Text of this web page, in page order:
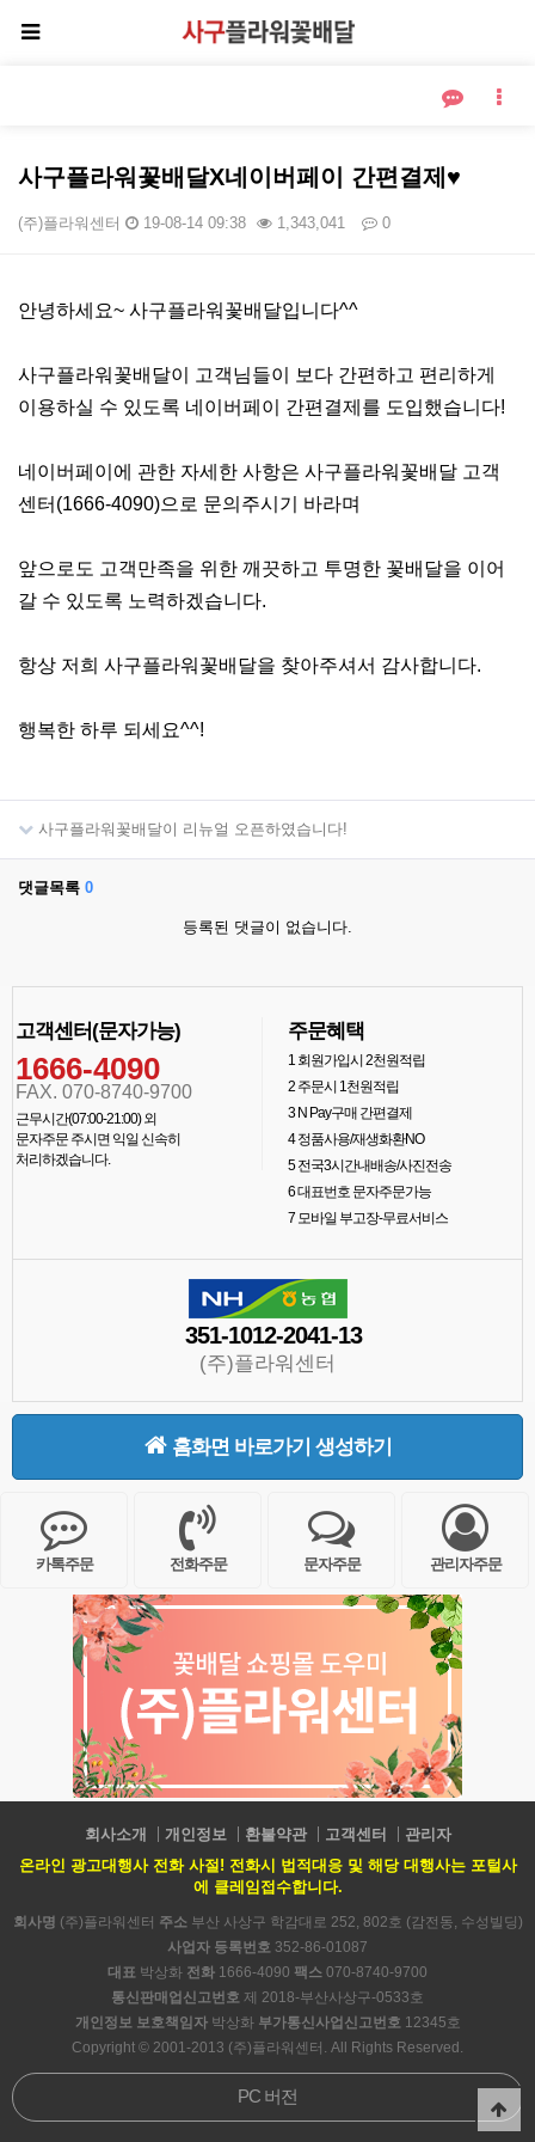
사구플라워꽃배달X네이버페이 간편결제♥
(주)플라워센터 19-08-14 09:38 1,343,041 0
안녕하세요~ 사구플라워꽃배달입니다^^
사구플라워꽃배달이 고객님들이 보다 간편하고 편리하게
이용하실 수 있도록 네이버페이 간편결제를 도입했습니다!
네이버페이에 관한 자세한 사항은 사구플라워꽃배달 고객
센터(1666-4090)으로 문의주시기 바라며
앞으로도 고객만족을 위한 깨끗하고 투명한 꽃배달을 이어
갈 수 있도록 노력하겠습니다.
항상 저희 사구플라워꽃배달을 찾아주셔서 감사합니다.
행복한 하루 되세요^^!
사구플라워꽃배달이 리뉴얼 오픈하였습니다!
댓글목록 0
등록된 댓글이 없습니다.
고객센터(문자가능)
1666-4090
FAX. 070-8740-9700
근무시간(07:00-21:00) 외
문자주문 주시면 익일 신속히
처리하겠습니다.
주문혜택
1회원가입시 2천원적립
2주문시 1천원적립
3N Pay구매 간편결제
4정품사용/재생화환NO
5전국3시간내배송/사진전송
6대표번호 문자주문가능
7모바일 부고장-무료서비스
351-1012-2041-13
(주)플라워센터
홈화면 바로가기 생성하기
카톡주문 전화주문 문자주문 관리자주문
회사소개 개인정보 환불약관 고객센터
관리자
온라인 광고대행사 전화 사절! 전화시 법적대응 및 해당 대행사는 포털사
에 클레임접수합니다.
회사명 (주)플라워센터 주소부산 사상구 학감대로 252, 802호 (감전동, 수성빌딩)
사업자 등록번호 352-86-01087
대표 박상화 전화 1666-4090 팩스 070-8740-9700
통신판매업신고번호 제 2018-부산사상구-0533호
개인정보 보호책임자박상화 부가통신사업신고번호12345호
Copyright © 2001-2013 (주)플라워센터. All Rights Reserved.
PC 버전